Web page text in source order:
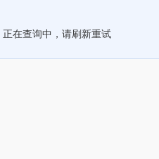
正在查询中，请刷新重试